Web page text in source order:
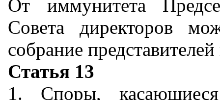
От иммунитета
Совета директоров
собрание
Статья 13
1. Споры,